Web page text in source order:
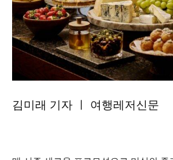
김미래 기자 ㅣ 여행레저신문